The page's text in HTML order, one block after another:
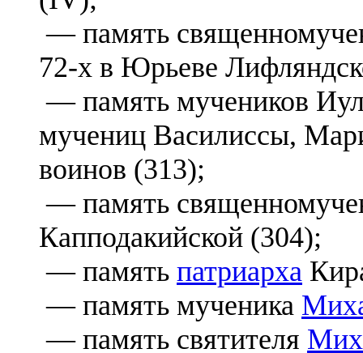
— память
72-х в Юрьеве
— память мучеников
мучениц Василиссы,
воинов (313);
— память
Капподакийской (304);
— память патриарха
— память мученика
— память святителя